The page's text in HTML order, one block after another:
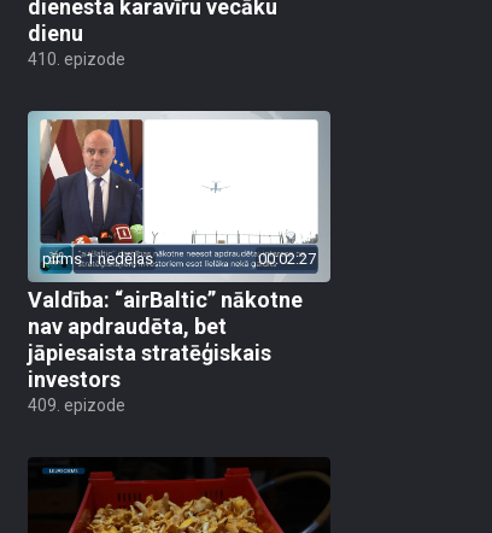
dienesta karavīru vecāku
dienu
410. epizode
pirms 1 nedēļas 00:02:27
Valdība: “airBaltic” nākotne
nav apdraudēta, bet
jāpiesaista stratēģiskais
investors
409. epizode